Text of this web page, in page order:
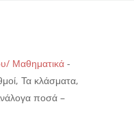
Μαθηματικά-
Τα κλάσματα,
ποσά –